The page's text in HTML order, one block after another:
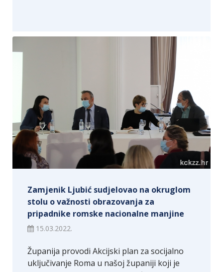
Zamjenik Ljubić sudjelovao na okruglom
stolu o važnosti obrazovanja za
pripadnike romske nacionalne manjine
15.03.2022.
Županija provodi Akcijski plan za socijalno
uključivanje Roma u našoj županiji koji je